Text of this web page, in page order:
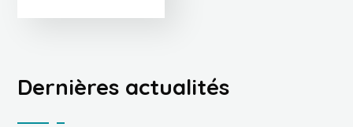
Dernières actualités